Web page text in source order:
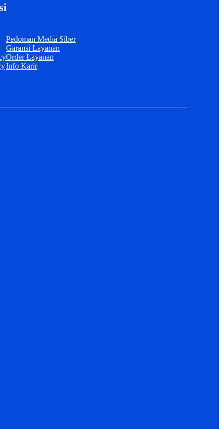
Pedoman Media Siber
Garansi Layanan
Order Layanan
Info Karir